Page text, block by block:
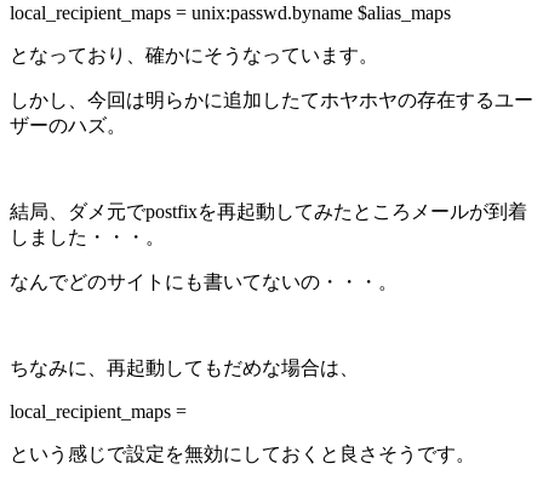
local_recipient_maps = unix:passwd.byname $alias_maps
となっており、確かにそうなっています。
しかし、今回は明らかに追加したてホヤホヤの存在するユー
ザーのハズ。
結局、ダメ元でpostfixを再起動してみたところメールが到着
しました・・・。
なんでどのサイトにも書いてないの・・・。
ちなみに、再起動してもだめな場合は、
local_recipient_maps =
という感じで設定を無効にしておくと良さそうです。